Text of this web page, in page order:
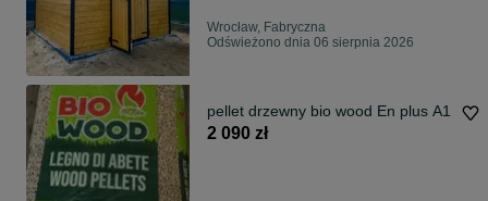
Wrocław, Fabryczna
Odświeżono dnia 06 sierpnia 2026
pellet drzewny bio wood En plus A1
2 090 zł